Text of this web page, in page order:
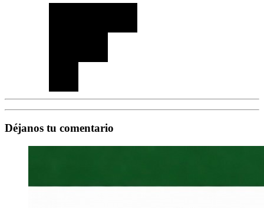
Déjanos tu comentario